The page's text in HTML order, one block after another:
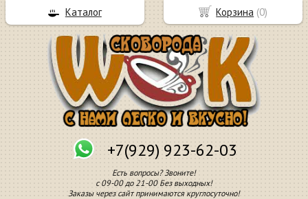
+7(929) 923-62-03
Есть вопросы? Звоните!
с 09-00 до 21-00 Без выходных!
Заказы через сайт принимаются круглосуточно!
Корзина (0)
Каталог